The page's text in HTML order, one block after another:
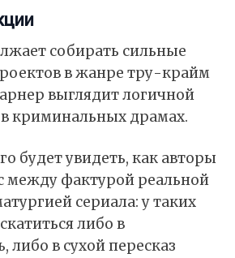
собирать сильные
в жанре тру-крайм
выглядит логичной
криминальных драмах.
будет увидеть, как авторы
между фактурой реальной
сериала: у таких
либо в
либо в сухой пересказ